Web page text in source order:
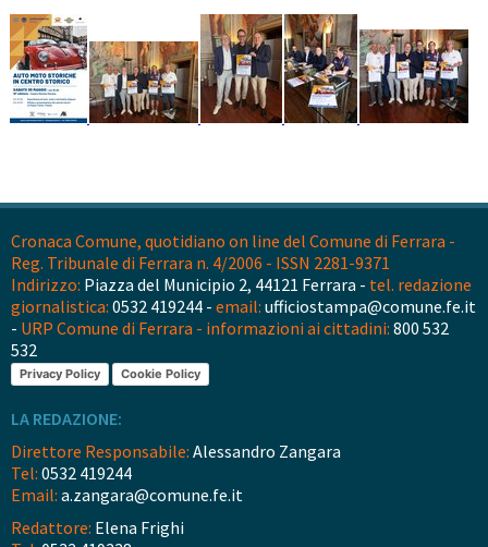
Cronaca Comune, quotidiano on line del Comune di Ferrara -
Reg. Tribunale di Ferrara n. 4/2006 - ISSN 2281-9371
Indirizzo: Piazza del Municipio 2, 44121 Ferrara - tel. redazione
giornalistica: 0532 419244 - email: ufficiostampa@comune.fe.it
- URP Comune di Ferrara - informazioni ai cittadini: 800 532
532
Privacy Policy Cookie Policy
LA REDAZIONE:
Direttore Responsabile: Alessandro Zangara
Tel: 0532 419244
Email: a.zangara@comune.fe.it
Redattore: Elena Frighi